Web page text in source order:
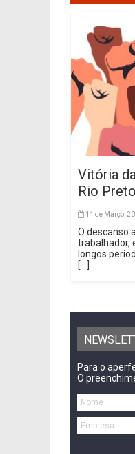
Vitória
Rio
11 de Março,
O descanso
trabalhador,
longos
[...]
Para o
O